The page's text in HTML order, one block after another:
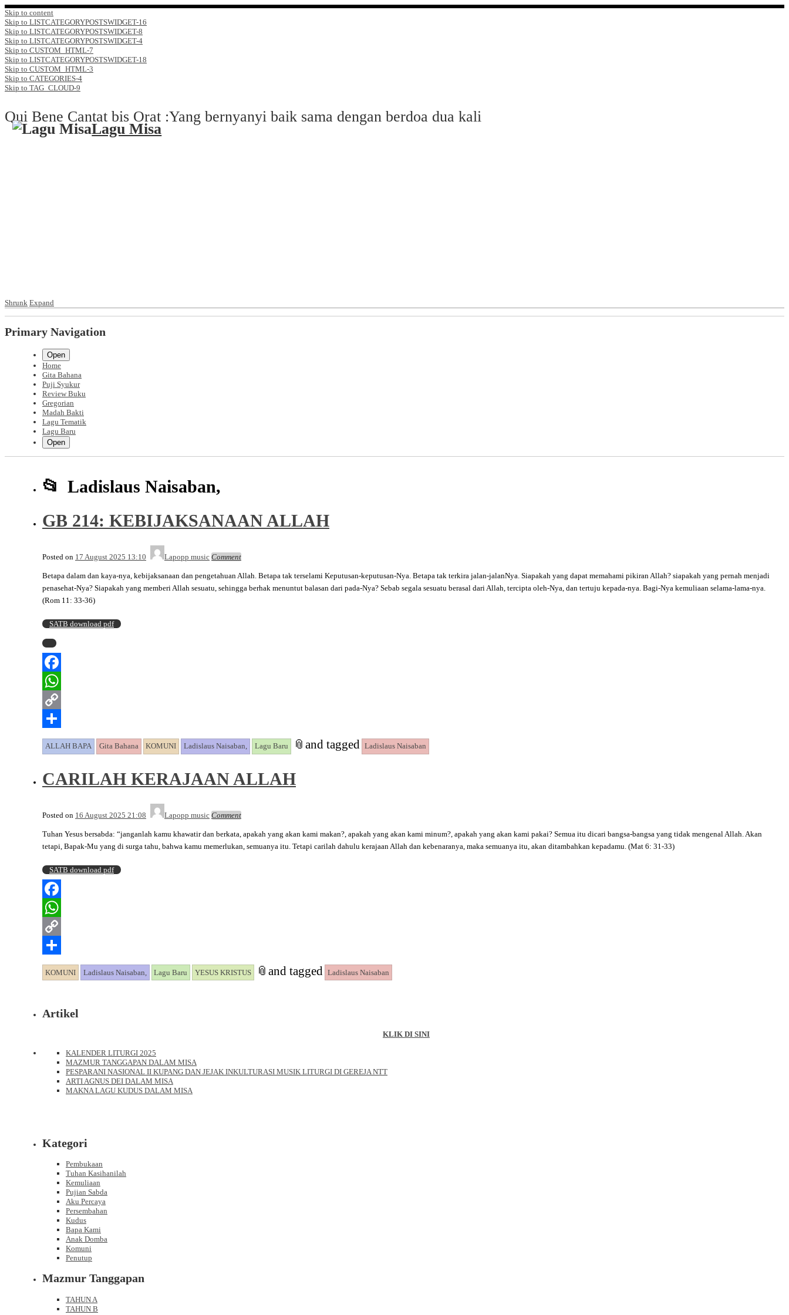
Skip to content
Skip to LISTCATEGORYPOSTSWIDGET-16
Skip to LISTCATEGORYPOSTSWIDGET-8
Skip to LISTCATEGORYPOSTSWIDGET-4
Skip to CUSTOM_HTML-7
Skip to LISTCATEGORYPOSTSWIDGET-18
Skip to CUSTOM_HTML-3
Skip to CATEGORIES-4
Skip to TAG_CLOUD-9
Lagu Misa
Qui Bene Cantat bis Orat :Yang bernyanyi baik sama dengan berdoa dua kali
Shrunk Expand
Primary Navigation
Open
Home
Gita Bahana
Puji Syukur
Review Buku
Gregorian
Madah Bakti
Lagu Tematik
Lagu Baru
Open
Ladislaus Naisaban,
GB 214: KEBIJAKSANAAN ALLAH
Posted on 17 August 2025 13:10 Lapopp music Comment
Betapa dalam dan kaya-nya, kebijaksanaan dan pengetahuan Allah. Betapa tak terselami Keputusan-keputusan-Nya. Betapa tak terkira jalan-jalanNya. Siapakah yang dapat memahami pikiran Allah? siapakah yang pernah menjadi
penasehat-Nya? Siapakah yang memberi Allah sesuatu, sehingga berhak menuntut balasan dari pada-Nya? Sebab segala sesuatu berasal dari Allah, tercipta oleh-Nya, dan tertuju kepada-nya. Bagi-Nya kemuliaan selama-lama-nya.
(Rom 11: 33-36)
SATB download pdf
Facebook
WhatsApp
Copy
Link
Share
ALLAH BAPA
Gita Bahana KOMUNI Ladislaus Naisaban, Lagu Baru 📎 and tagged Ladislaus Naisaban
CARILAH KERAJAAN ALLAH
Posted on 16 August 2025 21:08 Lapopp music Comment
Tuhan Yesus bersabda: “janganlah kamu khawatir dan berkata, apakah yang akan kami makan?, apakah yang akan kami minum?, apakah yang akan kami pakai? Semua itu dicari bangsa-bangsa yang tidak mengenal Allah. Akan
tetapi, Bapak-Mu yang di surga tahu, bahwa kamu memerlukan, semuanya itu. Tetapi carilah dahulu kerajaan Allah dan kebenaranya, maka semuanya itu, akan ditambahkan kepadamu. (Mat 6: 31-33)
SATB download pdf
Facebook
WhatsApp
Copy
Link
Share
KOMUNI
Ladislaus Naisaban, Lagu Baru YESUS KRISTUS 📎and tagged Ladislaus Naisaban
Artikel
KLIK DI SINI
KALENDER LITURGI 2025
MAZMUR TANGGAPAN DALAM MISA
PESPARANI NASIONAL II KUPANG DAN JEJAK INKULTURASI MUSIK LITURGI DI GEREJA NTT
ARTI AGNUS DEI DALAM MISA
MAKNA LAGU KUDUS DALAM MISA
Kategori
Pembukaan
Tuhan Kasihanilah
Kemuliaan
Pujian Sabda
Aku Percaya
Persembahan
Kudus
Bapa Kami
Anak Domba
Komuni
Penutup
Mazmur Tanggapan
TAHUN A
TAHUN B